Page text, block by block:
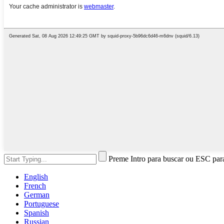
Preme Intro para buscar ou ESC
English
French
German
Portuguese
Spanish
Russian